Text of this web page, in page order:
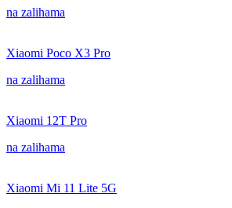
na zalihama
Xiaomi Poco X3 Pro
na zalihama
Xiaomi 12T Pro
na zalihama
Xiaomi Mi 11 Lite 5G